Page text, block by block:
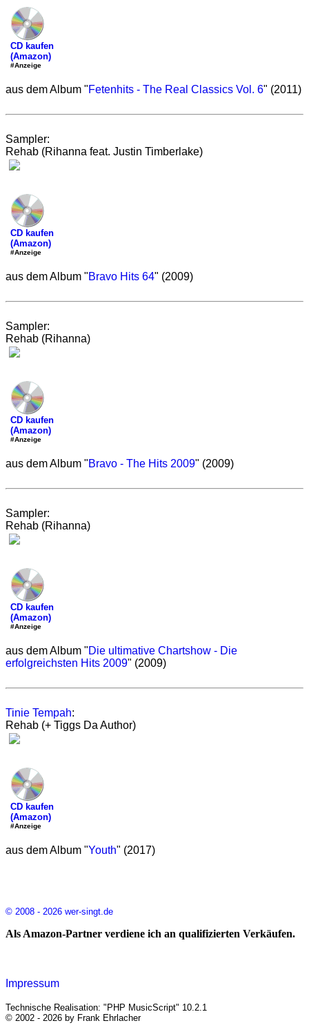
CD kaufen
(Amazon)
#Anzeige
aus dem Album "Fetenhits - The Real Classics Vol. 6" (2011)
Sampler:
Rehab (Rihanna feat. Justin Timberlake)
CD kaufen
(Amazon)
#Anzeige
aus dem Album "Bravo Hits 64" (2009)
Sampler:
Rehab (Rihanna)
CD kaufen
(Amazon)
#Anzeige
aus dem Album "Bravo - The Hits 2009" (2009)
Sampler:
Rehab (Rihanna)
CD kaufen
(Amazon)
#Anzeige
aus dem Album "Die ultimative Chartshow - Die
erfolgreichsten Hits 2009" (2009)
Tinie Tempah:
Rehab (+ Tiggs Da Author)
CD kaufen
(Amazon)
#Anzeige
aus dem Album "Youth" (2017)
© 2008 - 2026 wer-singt.de
Als Amazon-Partner verdiene ich an qualifizierten Verkäufen.
Impressum
Technische Realisation: "PHP MusicScript" 10.2.1
© 2002 - 2026 by Frank Ehrlacher